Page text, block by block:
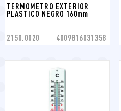
TERMOMETRO EXTERIOR
PLASTICO NEGRO 160mm
2150.0020 4009816031358